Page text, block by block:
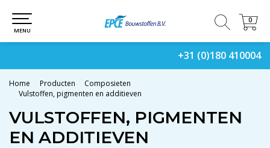
+31 (0)180 410004
0
0
MENU
Home Producten
Composieten
Vulstoffen, pigmenten en additieven
VULSTOFFEN, PIGMENTEN
EN ADDITIEVEN